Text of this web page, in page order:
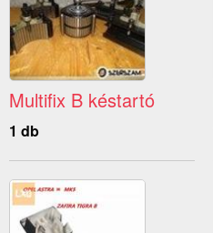
Multifix B késtartó
1 db